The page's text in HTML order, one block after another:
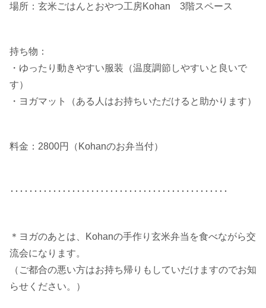
場所：玄米ごはんとおやつ工房Kohan 3階スペース
持ち物：
・ゆったり動きやすい服装（温度調節しやすいと良いで
す）
・ヨガマット（ある人はお持ちいただけると助かります）
料金：2800円（Kohanのお弁当付）
･･････････････････････････････････････････････
＊ヨガのあとは、Kohanの手作り玄米弁当を食べながら交
流会になります。
（ご都合の悪い方はお持ち帰りもしていだけますのでお知
らせください。）